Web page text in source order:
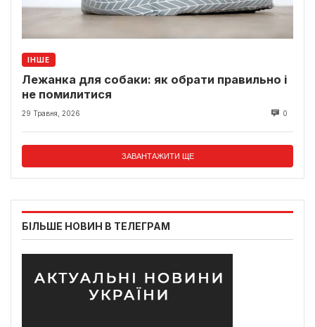
ІНШЕ
Лежанка для собаки: як обрати правильно і
не помилитися
29 Травня, 2026 0
ЗАВАНТАЖИТИ ЩЕ
БІЛЬШЕ НОВИН В ТЕЛЕГРАМ